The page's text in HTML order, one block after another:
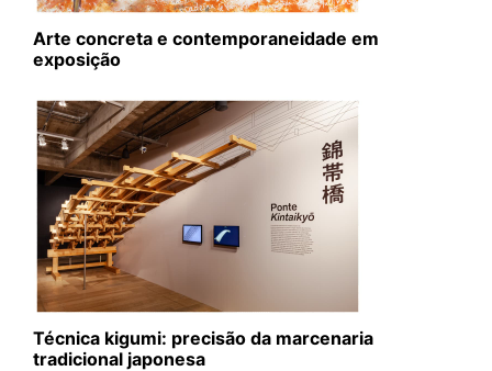
Arte concreta e contemporaneidade em
exposição
Técnica kigumi: precisão da marcenaria
tradicional japonesa